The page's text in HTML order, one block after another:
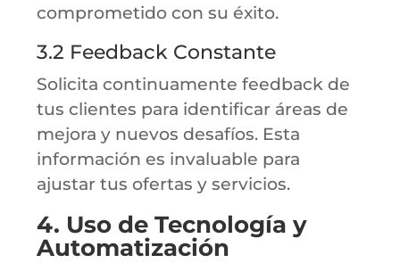
comprometido con su éxito.
3.2 Feedback Constante
Solicita continuamente feedback de
tus clientes para identificar áreas de
mejora y nuevos desafíos. Esta
información es invaluable para
ajustar tus ofertas y servicios.
4. Uso de Tecnología y
Automatización